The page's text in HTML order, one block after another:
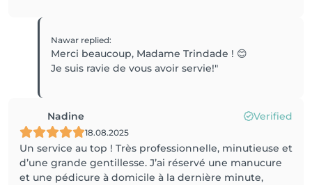
Nawar replied:
Merci beaucoup, Madame Trindade ! 😊
Je suis ravie de vous avoir servie!"
Nadine Verified
18.08.2025
Un service au top ! Très professionnelle, minutieuse et
d’une grande gentillesse. J’ai réservé une manucure
et une pédicure à domicile à la dernière minute,